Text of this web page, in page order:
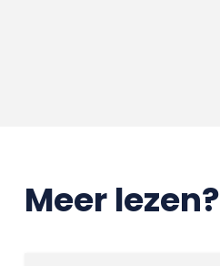
Meer lezen?